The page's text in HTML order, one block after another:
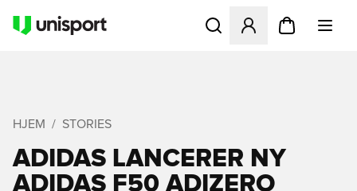
Åbner en Modal til at
HJEM STORIES
ADIDAS LANCERER NY
ADIDAS F50 ADIZERO